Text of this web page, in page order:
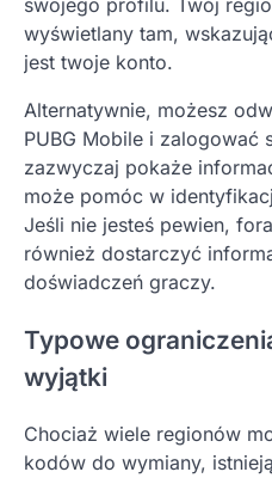
wyświetlany tam,
jest twoje konto.
Alternatywnie, możesz
PUBG Mobile i zalogować
zazwyczaj pokaże
może pomóc w
Jeśli nie jesteś pewien,
również dostarczyć
doświadczeń graczy.
Typowe
wyjątki
Chociaż wiele regionów
kodów do wymiany,